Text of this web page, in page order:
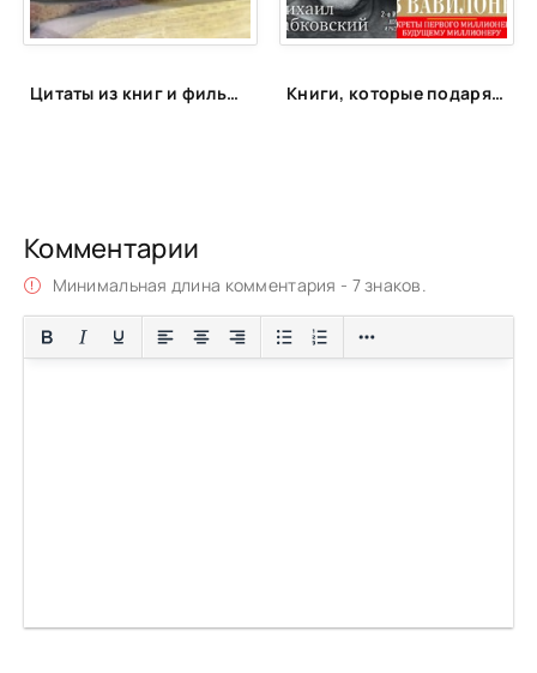
Цитаты из книг и фильмов, которые помогут не сдаться в трудную минуту или после неудачи Книги, которые подарят энергию
Комментарии
Минимальная длина комментария - 7 знаков.